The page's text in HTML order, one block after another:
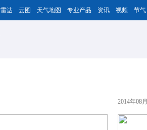
雷达 云图 天气地图 专业产品 资讯 视频 节气
2014年08